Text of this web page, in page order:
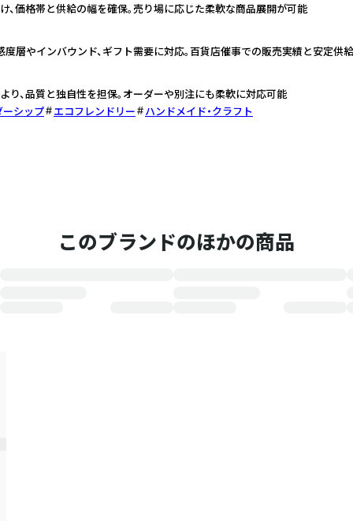
価格帯と供給の幅を確保。売り場に応じた柔軟な商品展開が可能
層やインバウンド、ギフト需要に対応。百貨店催事での販売実績と安定供
、品質と独自性を担保。オーダーや別注にも柔軟に対応可能
ーシップ
エコフレンドリー ハンドメイド・クラフト
このブランドのほかの商品